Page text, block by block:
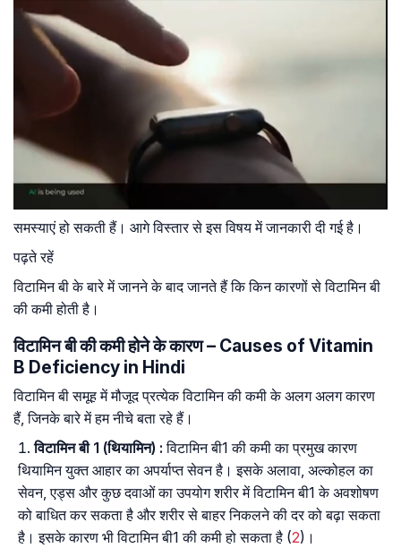
समस्याएं हो सकती हैं। आगे विस्तार से इस विषय में जानकारी दी गई है।
पढ़ते रहें
विटामिन बी के बारे में जानने के बाद जानते हैं कि किन कारणों से विटामिन बी
की कमी होती है।
विटामिन बी की कमी होने के कारण – Causes of Vitamin
B Deficiency in Hindi
विटामिन बी समूह में मौजूद प्रत्येक विटामिन की कमी के अलग अलग कारण
हैं, जिनके बारे में हम नीचे बता रहे हैं।
विटामिन बी 1 (थियामिन) : विटामिन बी1 की कमी का प्रमुख कारण
थियामिन युक्त आहार का अपर्याप्त सेवन है। इसके अलावा, अल्कोहल का
सेवन, एड्स और कुछ दवाओं का उपयोग शरीर में विटामिन बी1 के अवशोषण
को बाधित कर सकता है और शरीर से बाहर निकलने की दर को बढ़ा सकता
है। इसके कारण भी विटामिन बी1 की कमी हो सकता है (2)।